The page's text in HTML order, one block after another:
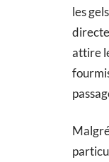
les
attire